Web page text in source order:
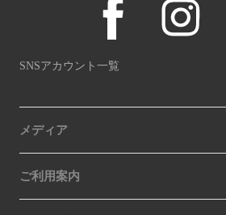
SNSアカウント一覧
メディア
ご利用案内